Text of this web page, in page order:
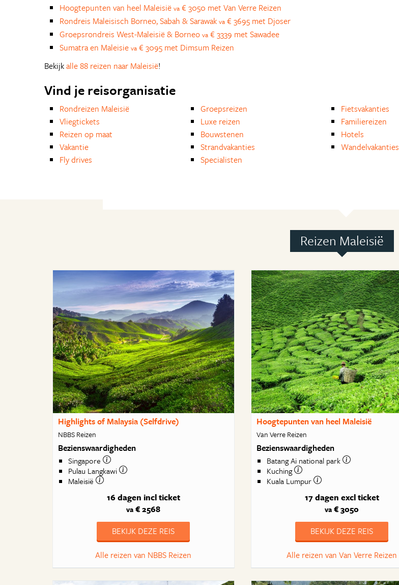
Hoogtepunten van heel Maleisië va € 3050 met Van Verre Reizen
Rondreis Maleisisch Borneo, Sabah & Sarawak va € 3695 met Djoser
Groepsrondreis West-Maleisië & Borneo va € 3339 met Sawadee
Sumatra en Maleisie va € 3095 met Dimsum Reizen
Bekijkalle 88 reizen naar Maleisië!
Vind je reisorganisatie
Rondreizen Maleisië
Vliegtickets
Reizen op maat
Vakantie
Fly drives
Groepsreizen
Luxe reizen
Bouwstenen
Strandvakanties
Specialisten
Fietsvakanties
Familiereizen
Hotels
Wandelvakanties
Reizen Maleisië
Highlights of Malaysia (Selfdrive)
NBBS Reizen
Bezienswaardigheden
Singapore
Pulau Langkawi
Maleisië
16 dagen incl ticket
va € 2568
BEKIJK DEZE REIS
Alle reizen van NBBS Reizen
Hoogtepunten van heel Maleisië
Van Verre Reizen
Bezienswaardigheden
Batang Ai national park
Kuching
Kuala Lumpur
17 dagen excl ticket
va € 3050
BEKIJK DEZE REIS
Alle reizen van Van Verre Reizen